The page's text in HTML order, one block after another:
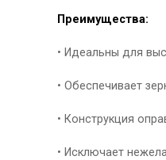
Преимущества:
• Идеальны для
• Обеспечивает
• Конструкция
• Исключает